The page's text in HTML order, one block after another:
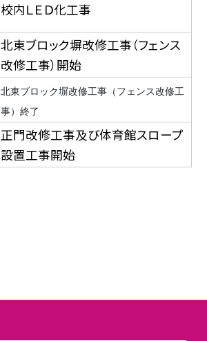
校内ＬＥＤ化工事
北東ブロック塀改修工事（フェンス
改修工事）開始
北東ブロック塀改修工事（フェンス改修工
事）終了
正門改修工事及び体育館スロープ
設置工事開始